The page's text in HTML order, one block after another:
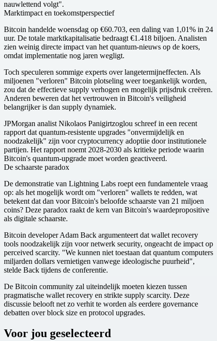
nauwlettend volgt".
Marktimpact en toekomstperspectief
Bitcoin handelde woensdag op €60.703, een daling van 1,01% in 24
uur. De totale marktkapitalisatie bedraagt €1.418 biljoen. Analisten
zien weinig directe impact van het quantum-nieuws op de koers,
omdat implementatie nog jaren wegligt.
Toch speculeren sommige experts over langetermijneffecten. Als
miljoenen "verloren" Bitcoin plotseling weer toegankelijk worden,
zou dat de effectieve supply verhogen en mogelijk prijsdruk creëren.
Anderen beweren dat het vertrouwen in Bitcoin's veiligheid
belangrijker is dan supply dynamiek.
JPMorgan analist Nikolaos Panigirtzoglou schreef in een recent
rapport dat quantum-resistente upgrades "onvermijdelijk en
noodzakelijk" zijn voor cryptocurrency adoptiie door institutionele
partijen. Het rapport noemt 2028-2030 als kritieke periode waarin
Bitcoin's quantum-upgrade moet worden geactiveerd.
De schaarste paradox
De demonstratie van Lightning Labs roept een fundamentele vraag
op: als het mogelijk wordt om "verloren" wallets te redden, wat
betekent dat dan voor Bitcoin's beloofde schaarste van 21 miljoen
coins? Deze paradox raakt de kern van Bitcoin's waardepropositive
als digitale schaarste.
Bitcoin developer Adam Back argumenteert dat wallet recovery
tools noodzakelijk zijn voor netwerk security, ongeacht de impact op
perceived scarcity. "We kunnen niet toestaan dat quantum computers
miljarden dollars vernietigen vanwege ideologische puurheid",
stelde Back tijdens de conferentie.
De Bitcoin community zal uiteindelijk moeten kiezen tussen
pragmatische wallet recovery en strikte supply scarcity. Deze
discussie belooft net zo verhit te worden als eerdere governance
debatten over block size en protocol upgrades.
Voor jou geselecteerd